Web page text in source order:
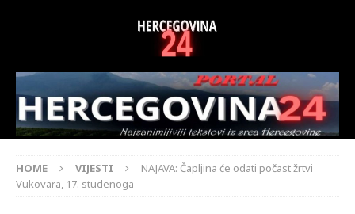
HOME VIJESTI
NAJAVA: Čapljina će odati počast žrtvi
Vukovara, 17. studenoga